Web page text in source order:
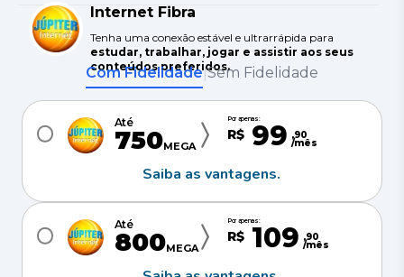
Internet Fibra
Tenha uma conexão estável e ultrarrápida para
estudar, trabalhar, jogar e assistir aos seus
conteúdos preferidos.
Com Fidelidade|Sem Fidelidade
Até
750MEGA
Por apenas:
R$ 99 ,90
/mês
Saiba as vantagens.
Até
800MEGA
Por apenas:
R$ 109 ,90
/mês